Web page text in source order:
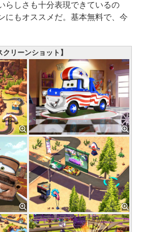
らしさも十分表現できているの
にもオススメだ。基本無料で、今
クリーンショット】